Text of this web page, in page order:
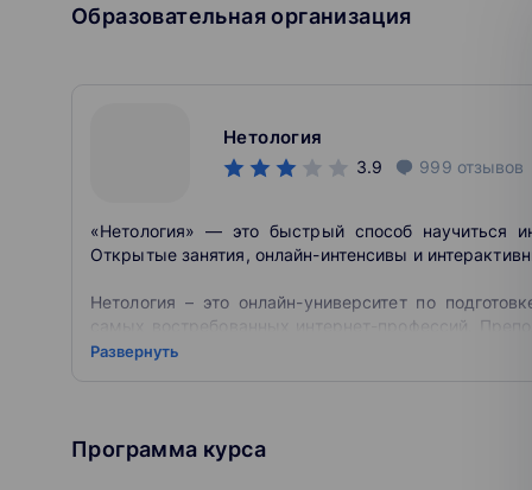
Образовательная организация
Нетология
3.9 999 отзывов
«Нетология» — это быстрый способ научиться
Открытые занятия, онлайн-интенсивы и
Нетология – это онлайн-университет по
самых востребованных интернет-профессий.
работающие в таких компаниях как Google,
Нетология была основана в 2011 году.
Спиридонов, являющийся генеральным
которая, собственно, и придумала концепцию
Развернуть
Программа курса